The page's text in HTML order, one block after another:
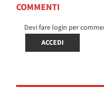
COMMENTI
Devi fare login per
ACCEDI